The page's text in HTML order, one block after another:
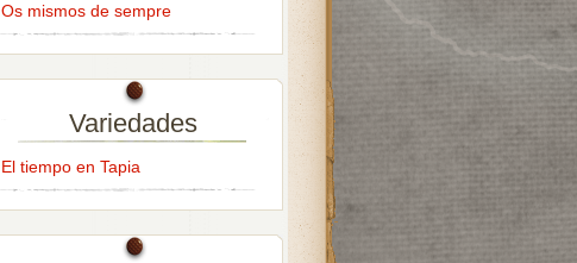
Os mismos de sempre
Variedades
El tiempo en Tapia